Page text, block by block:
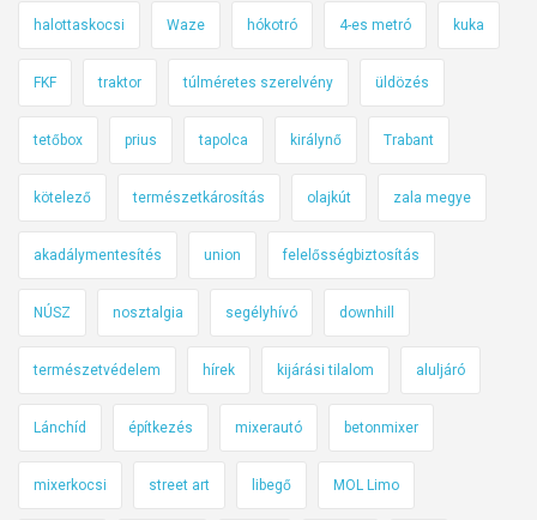
halottaskocsi Waze hókotró 4-es metró kuka
FKF traktor túlméretes szerelvény üldözés
tetőbox prius tapolca királynő Trabant
kötelező természetkárosítás olajkút zala megye
akadálymentesítés union felelősségbiztosítás
NÚSZ nosztalgia segélyhívó downhill
természetvédelem hírek kijárási tilalom aluljáró
Lánchíd építkezés mixerautó betonmixer
mixerkocsi street art libegő MOL Limo